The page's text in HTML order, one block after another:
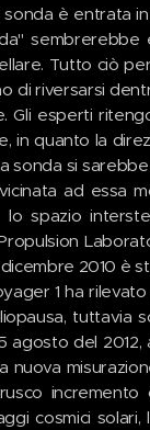
sonda è entrata
Tutto ciò
di riversarsi
Gli esperti
in quanto la
sonda si
ad essa
lo spazio
2010 è
1 ha
tuttavia
agosto del 2012,
nuova
incremento
cosmici